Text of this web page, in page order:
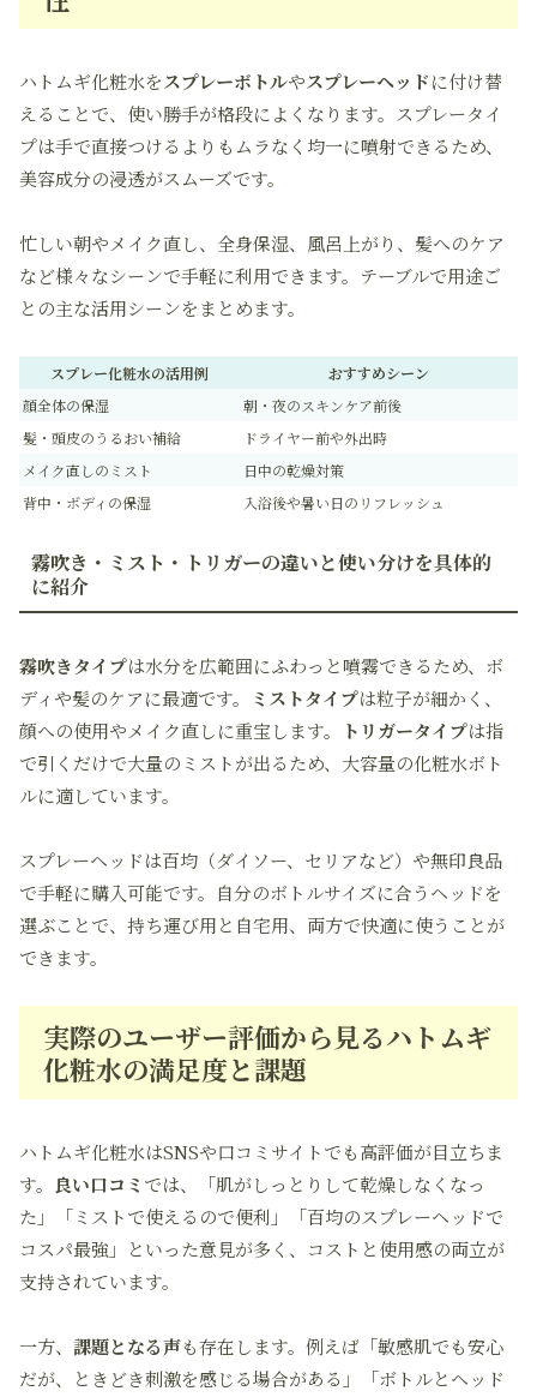
ハトムギ化粧水をスプレーボトルやスプレーヘッドに付け替
えることで、使い勝手が格段によくなります。スプレータイ
プは手で直接つけるよりもムラなく均一に噴射できるため、
美容成分の浸透がスムーズです。
忙しい朝やメイク直し、全身保湿、風呂上がり、髪へのケア
など様々なシーンで手軽に利用できます。テーブルで用途ご
との主な活用シーンをまとめます。
スプレー化粧水の活用例
おすすめシーン
顔全体の保湿
朝・夜のスキンケア前後
髪・頭皮のうるおい補給
ドライヤー前や外出時
メイク直しのミスト
日中の乾燥対策
背中・ボディの保湿
入浴後や暑い日のリフレッシュ
霧吹き・ミスト・トリガーの違いと使い分けを具体的
に紹介
霧吹きタイプは水分を広範囲にふわっと噴霧できるため、ボ
ディや髪のケアに最適です。
ミストタイプは粒子が細かく、
顔への使用やメイク直しに重宝します。
トリガータイプは指
で引くだけで大量のミストが出るため、大容量の化粧水ボト
ルに適しています。
スプレーヘッドは百均（ダイソー、セリアなど）や無印良品
で手軽に購入可能です。自分のボトルサイズに合うヘッドを
選ぶことで、持ち運び用と自宅用、両方で快適に使うことが
できます。
実際のユーザー評価から見るハトムギ
化粧水の満足度と課題
ハトムギ化粧水はSNSや口コミサイトでも高評価が目立ちま
す。
良い口コミ では、「肌がしっとりして乾燥しなくなっ
た」「ミストで使えるので便利」「百均のスプレーヘッドで
コスパ最強」といった意見が多く、コストと使用感の両立が
支持されています。
一方、 課題となる声も存在します。例えば「敏感肌でも安心
だが、ときどき刺激を感じる場合がある」「ボトルとヘッド